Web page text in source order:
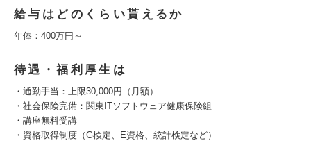
給与はどのくらい貰えるか
年俸：400万円～
待遇・福利厚生は
・通勤手当：上限30,000円（月額）
・社会保険完備：関東ITソフトウェア健康保険組
・講座無料受講
・資格取得制度（G検定、E資格、統計検定など）